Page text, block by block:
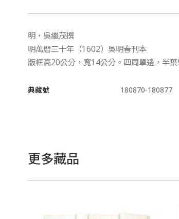
明‧吳繼茂撰
明萬曆三十年（1602）吳明春刊本
版框高20公分，寬14公分。四周單邊，半
典藏號 180870-180877
更多藏品